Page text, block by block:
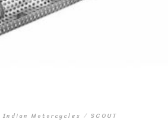
Indian Motorcycles / SCOUT